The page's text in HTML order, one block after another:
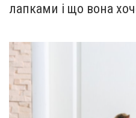
лапками і що вона